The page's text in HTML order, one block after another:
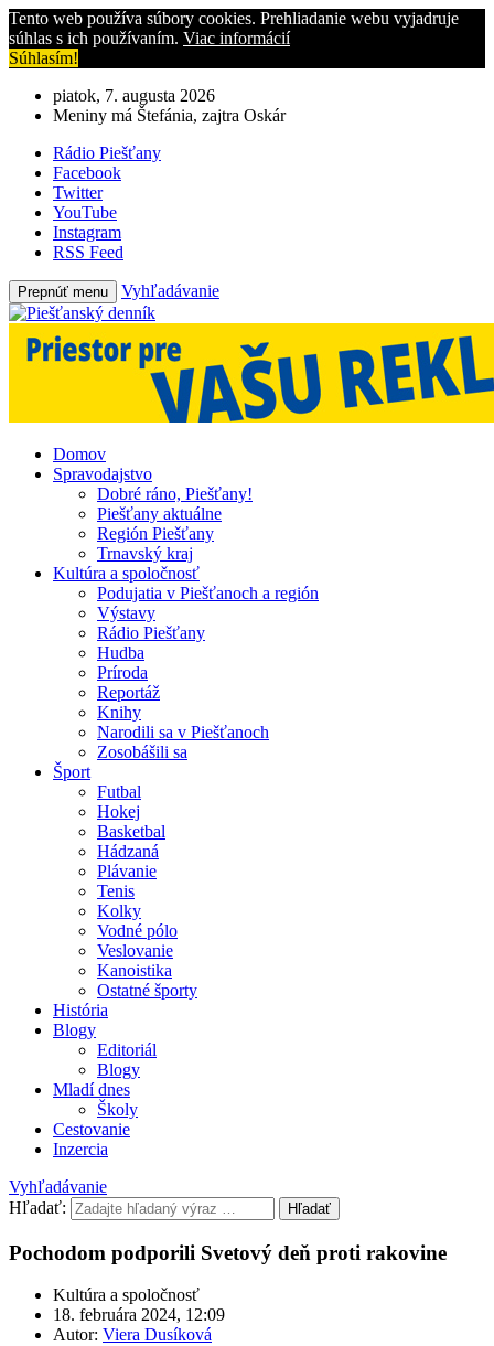
Tento web používa súbory cookies. Prehliadanie webu vyjadruje
súhlas s ich používaním. Viac informácií
Súhlasím!
piatok, 7. augusta 2026
Meniny má Štefánia, zajtra Oskár
Rádio Piešťany
Facebook
Twitter
YouTube
Instagram
RSS Feed
Prepnúť menu Vyhľadávanie
Domov
Spravodajstvo
Dobré ráno, Piešťany!
Piešťany aktuálne
Región Piešťany
Trnavský kraj
Kultúra a spoločnosť
Podujatia v Piešťanoch a región
Výstavy
Rádio Piešťany
Hudba
Príroda
Reportáž
Knihy
Narodili sa v Piešťanoch
Zosobášili sa
Šport
Futbal
Hokej
Basketbal
Hádzaná
Plávanie
Tenis
Kolky
Vodné pólo
Veslovanie
Kanoistika
Ostatné športy
História
Blogy
Editoriál
Blogy
Mladí dnes
Školy
Cestovanie
Inzercia
Vyhľadávanie
Hľadať:
Hľadať
Pochodom podporili Svetový deň proti rakovine
Kultúra a spoločnosť
18. februára 2024, 12:09
Autor: Viera Dusíková